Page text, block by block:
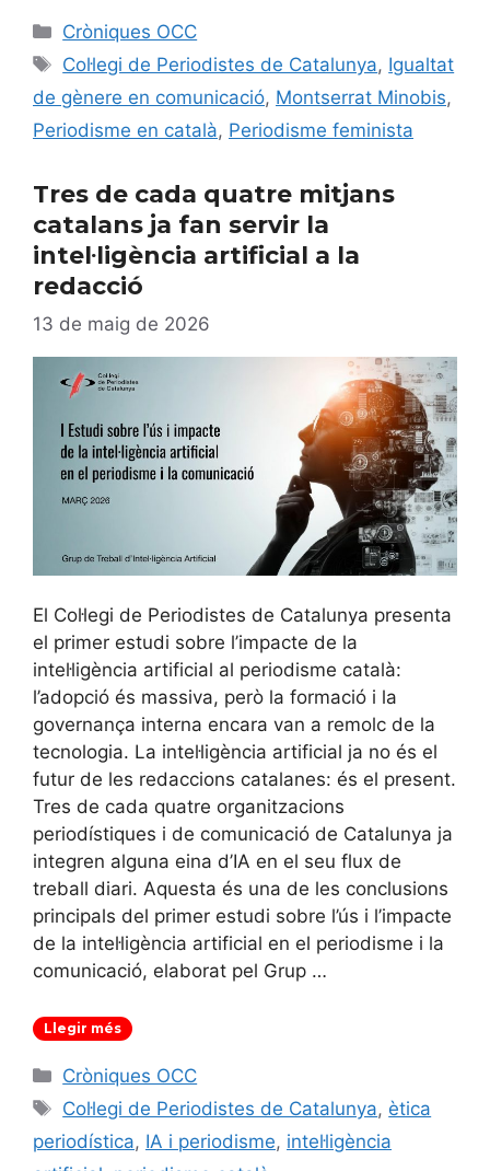
Categories
Cròniques OCC
Etiquetes
Col·legi de Periodistes de Catalunya, Igualtat
de gènere en comunicació, Montserrat Minobis,
Periodisme en català, Periodisme feminista
Tres de cada quatre mitjans
catalans ja fan servir la
intel·ligència artificial a la
redacció
13 de maig de 2026
El Col·legi de Periodistes de Catalunya presenta
el primer estudi sobre l’impacte de la
intel·ligència artificial al periodisme català:
l’adopció és massiva, però la formació i la
governança interna encara van a remolc de la
tecnologia. La intel·ligència artificial ja no és el
futur de les redaccions catalanes: és el present.
Tres de cada quatre organitzacions
periodístiques i de comunicació de Catalunya ja
integren alguna eina d’IA en el seu flux de
treball diari. Aquesta és una de les conclusions
principals del primer estudi sobre l’ús i l’impacte
de la intel·ligència artificial en el periodisme i la
comunicació, elaborat pel Grup …
Llegir més
Categories
Cròniques OCC
Etiquetes
Col·legi de Periodistes de Catalunya, ètica
periodística, IA i periodisme, intel·ligència